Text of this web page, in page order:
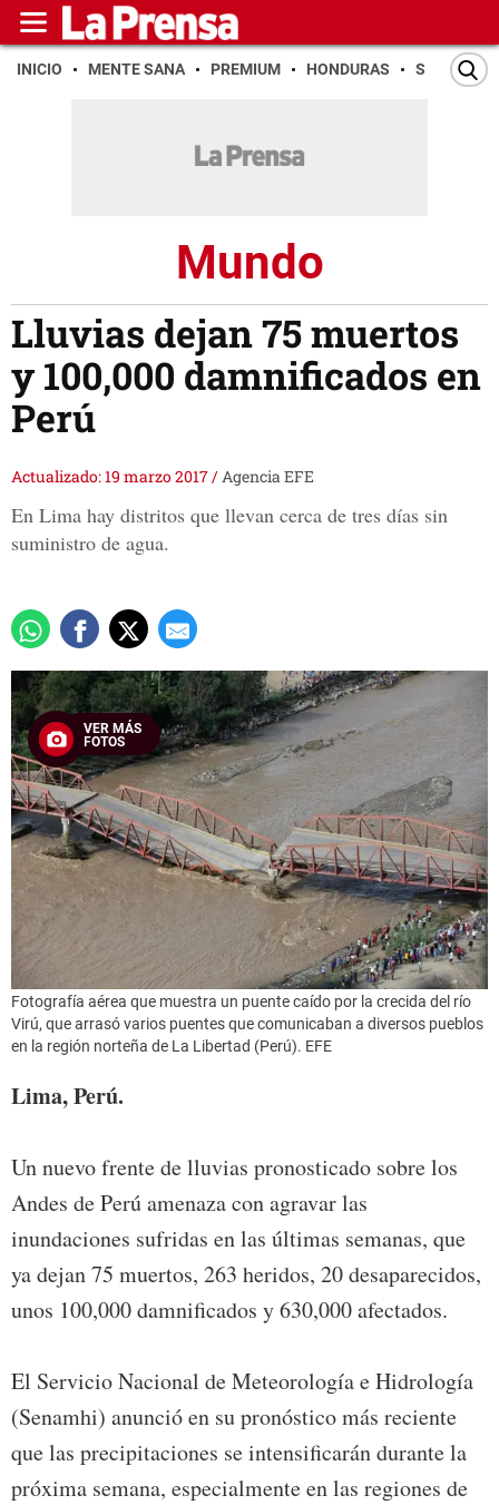
INICIO MENTE SANA PREMIUM HONDURAS SAN PEDRO
Mundo
Lluvias dejan 75 muertos
y 100,000 damnificados en
Perú
Actualizado: 19 marzo 2017/Agencia EFE
En Lima hay distritos que llevan cerca de tres días sin
suministro de agua.
VER MÁS
FOTOS
Fotografía aérea que muestra un puente caído por la crecida del río
Virú, que arrasó varios puentes que comunicaban a diversos pueblos
en la región norteña de La Libertad (Perú). EFE
Lima, Perú.
Un nuevo frente de lluvias pronosticado sobre los
Andes de Perú amenaza con agravar las
inundaciones sufridas en las últimas semanas, que
ya dejan 75 muertos, 263 heridos, 20 desaparecidos,
unos 100,000 damnificados y 630,000 afectados.
El Servicio Nacional de Meteorología e Hidrología
(Senamhi) anunció en su pronóstico más reciente
que las precipitaciones se intensificarán durante la
próxima semana, especialmente en las regiones de